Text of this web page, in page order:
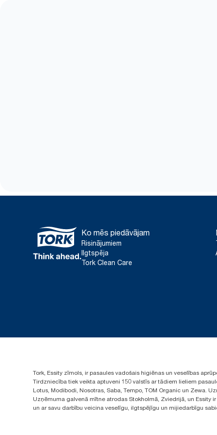
Ko mēs piedāvājam
Risinājumiem
Ilgtspēja
Tork Clean Care
Tork, Essity zīmols, ir pasaules vadošais higiēnas un veselības
Tirdzniecība tiek veikta aptuveni 150 valstīs ar tādiem lieliem
Lotus, Modibodi, Nosotras, Saba, Tempo, TOM Organic un Zewa.
Uzņēmuma galvenā mītne atrodas Stokholmā, Zviedrijā, un Essity
un ar savu darbību veicina veselīgu, ilgtspējīgu un mijiedarbīgu